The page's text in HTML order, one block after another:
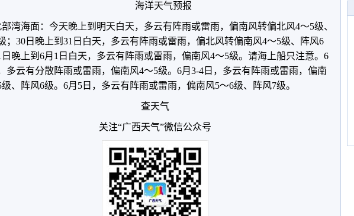
海洋天气预报
湾海面：今天晚上到明天白天，多云有阵雨或雷雨，偏南风转偏北风4～5级、
；30日晚上到31日白天，多云有阵雨或雷雨，偏北风转偏南风4～5级、阵风6
日晚上到6月1日白天，多云有阵雨或雷雨，偏南风4～5级。请海上船只注意。6
多云有分散阵雨或雷雨，偏南风4～5级。6月3-4日，多云有阵雨或雷雨，偏南
级、阵风6级。6月5日，多云有阵雨或雷雨，偏南风5～6级、阵风7级。
查天气
关注“广西天气”微信公众号